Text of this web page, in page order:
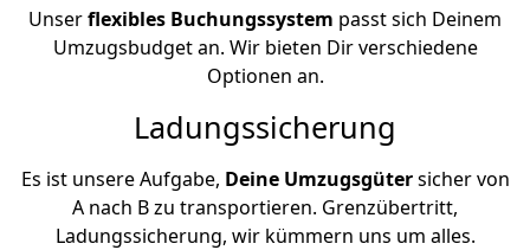
Unserflexibles Buchungssystem passt sich Deinem
Umzugsbudget an. Wir bieten Dir verschiedene
Optionen an.
Ladungssicherung
Es ist unsere Aufgabe, Deine Umzugsgütersicher von
A nach B zu transportieren. Grenzübertritt,
Ladungssicherung, wir kümmern uns um alles.